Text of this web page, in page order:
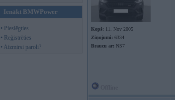
Ienākt BMWPower
• Pieslēgties
• Reģistrēties
• Aizmirsi paroli?
Kopš: 11. Nov 2005
Ziņojumi: 6334
Braucu ar: NS7